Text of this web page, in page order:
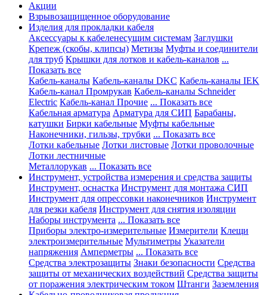
Акции
Взрывозащищенное оборудование
Изделия для прокладки кабеля
Аксессуары к кабеленесущим системам Заглушки
Крепеж (скобы, клипсы) Метизы Муфты и соединители
для труб Крышки для лотков и кабель-каналов ...
Показать все
Кабель-каналы Кабель-каналы DKC Кабель-каналы IEK
Кабель-канал Промрукав Кабель-каналы Schneider
Electric Кабель-канал Прочие ... Показать все
Кабельная арматура Арматура для СИП Барабаны,
катушки Бирки кабельные Муфты кабельные
Наконечники, гильзы, трубки ... Показать все
Лотки кабельные Лотки листовые Лотки проволочные
Лотки лестничные
Металлорукав ... Показать все
Инструмент, устройства измерения и средства защиты
Инструмент, оснастка Инструмент для монтажа СИП
Инструмент для опрессовки наконечников Инструмент
для резки кабеля Инструмент для снятия изоляции
Наборы инструмента ... Показать все
Приборы электро-измерительные Измерители Клещи
электроизмерительные Мультиметры Указатели
напряжения Амперметры ... Показать все
Средства электрозащиты Знаки безопасности Средства
защиты от механических воздействий Средства защиты
от поражения электрическим током Штанги Заземления